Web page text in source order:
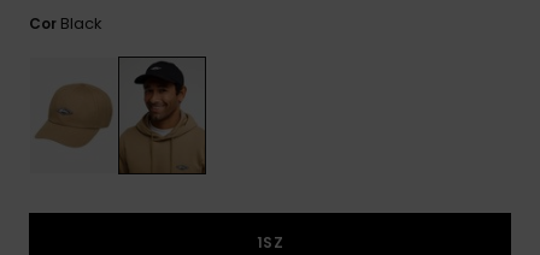
Cor Black
1SZ